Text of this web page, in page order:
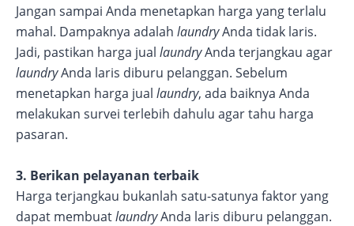
Jangan sampai Anda menetapkan harga yang terlalu
mahal. Dampaknya adalah laundryAnda tidak laris.
Jadi, pastikan harga jual laundryAnda terjangkau agar
laundryAnda laris diburu pelanggan. Sebelum
menetapkan harga jual laundry, ada baiknya Anda
melakukan survei terlebih dahulu agar tahu harga
pasaran.
3. Berikan pelayanan terbaik
Harga terjangkau bukanlah satu-satunya faktor yang
dapat membuatlaundryAnda laris diburu pelanggan.